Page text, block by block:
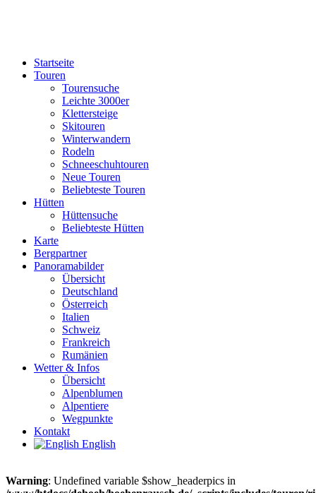
Startseite
Touren
Tourensuche
Leichte 3000er
Klettersteige
Skitouren
Winterwandern
Rodeln
Schneeschuhtouren
Neue Touren
Beliebteste Touren
Hütten
Hüttensuche
Beliebteste Hütten
Karte
Bergpartner
Panoramabilder
Übersicht
Deutschland
Österreich
Italien
Schweiz
Frankreich
Rumänien
Wetter & Infos
Übersicht
Alpenblumen
Alpentiere
Wegpunkte
Kontakt
English
Warning: Undefined variable $show_headerpics in